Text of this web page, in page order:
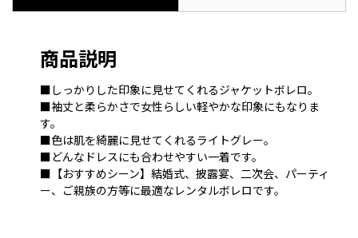
商品説明
■しっかりした印象に見せてくれるジャケットボレロ。
■袖丈と柔らかさで女性らしい軽やかな印象にもなりま
す。
■色は肌を綺麗に見せてくれるライトグレー。
■どんなドレスにも合わせやすい一着です。
■【おすすめシーン】結婚式、披露宴、二次会、パーティ
ー、ご親族の方等に最適なレンタルボレロです。